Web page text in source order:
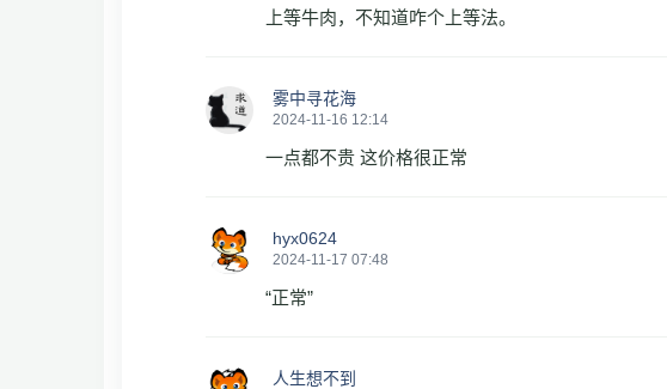
上等牛肉，不知道咋个上等法。
雾中寻花海
2024-11-16 12:14
一点都不贵 这价格很正常
hyx0624
2024-11-17 07:48
“正常”
人生想不到